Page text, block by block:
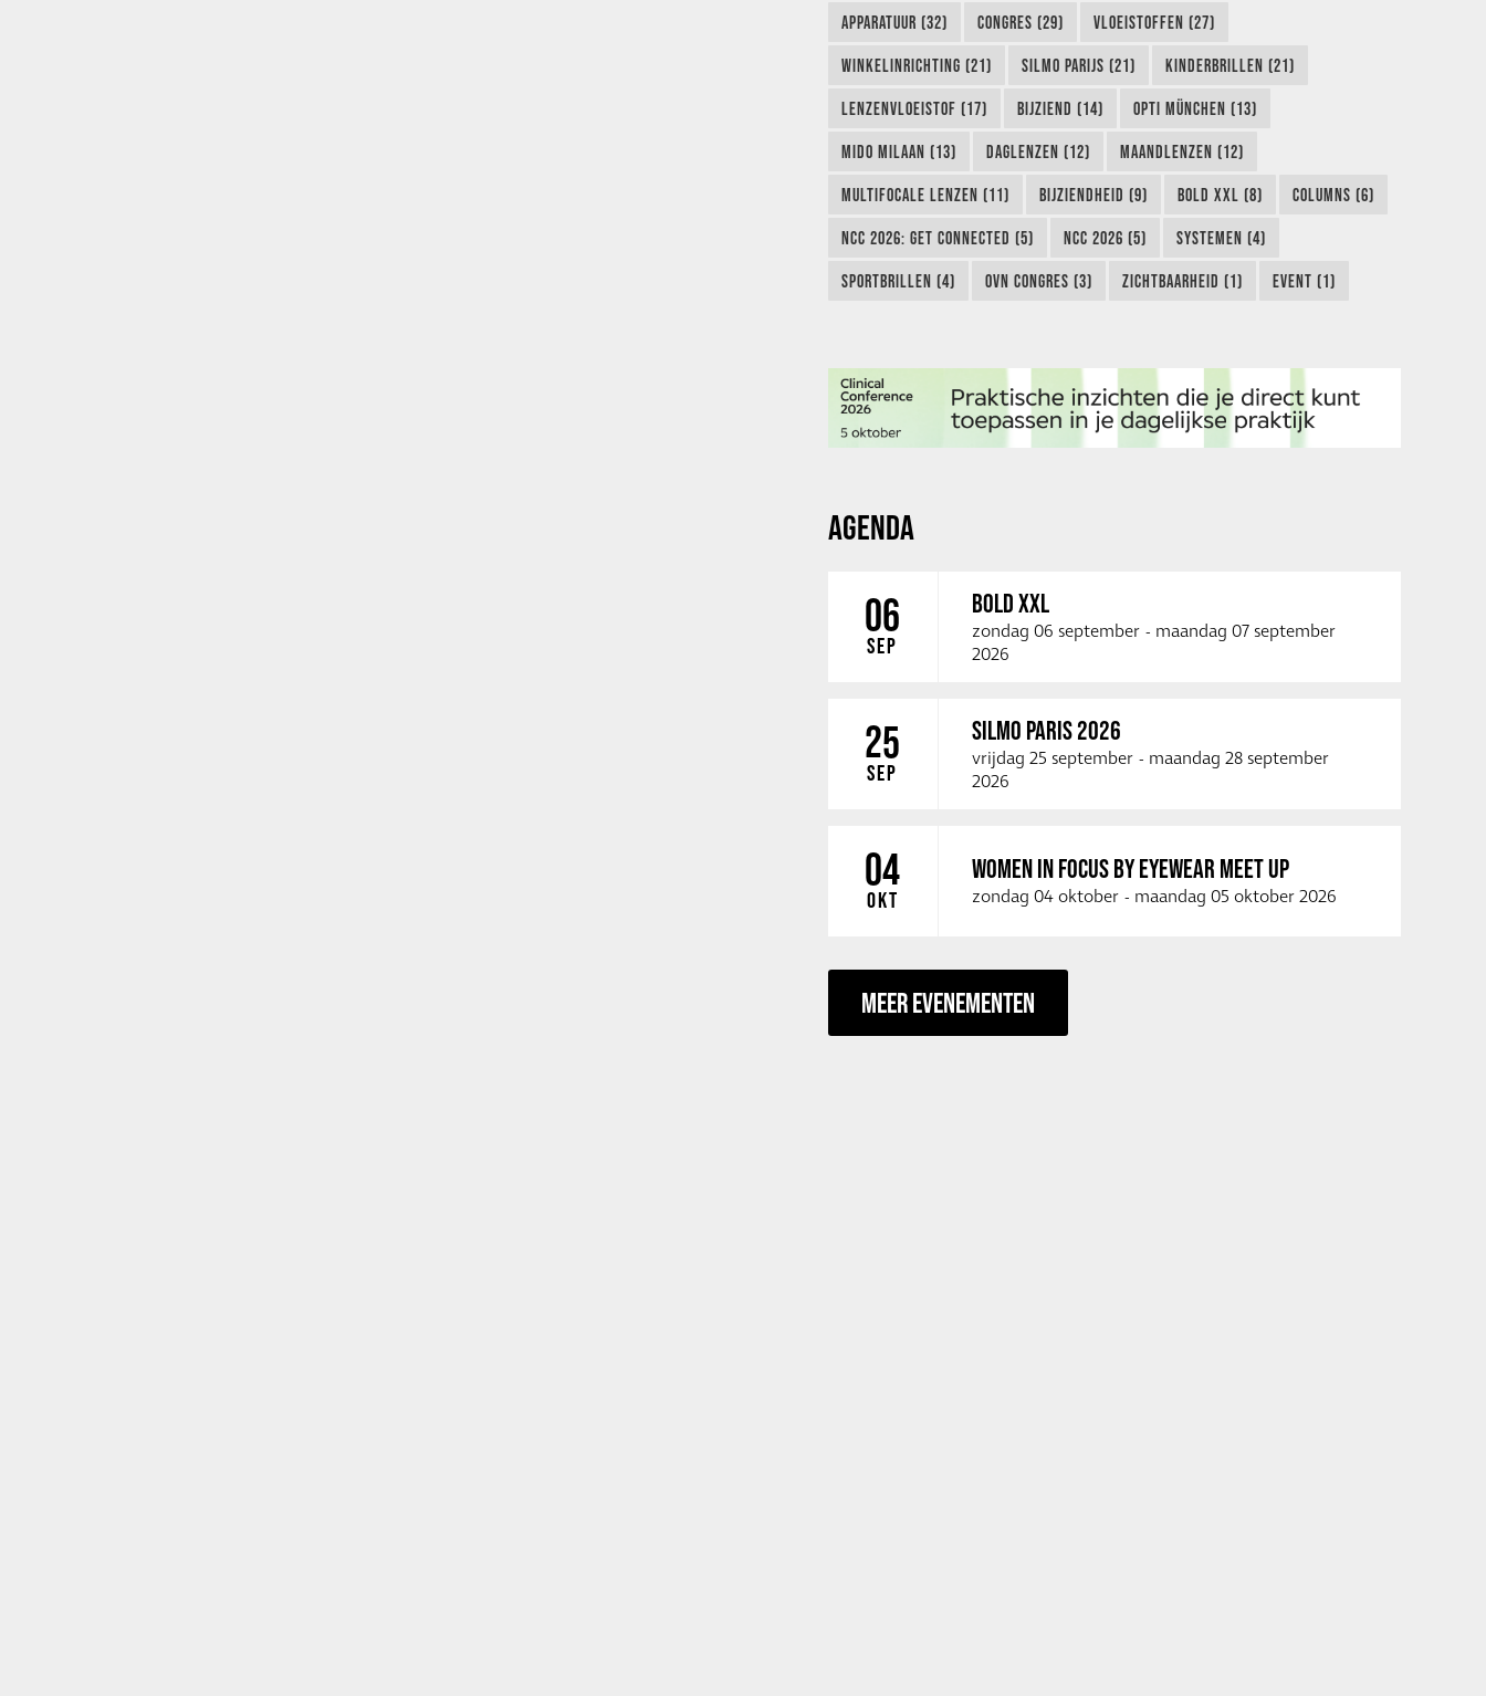
APPARATUUR (32) CONGRES (29) VLOEISTOFFEN (27)
WINKELINRICHTING (21) SILMO PARIJS (21) KINDERBRILLEN (21)
LENZENVLOEISTOF (17) BIJZIEND (14) OPTI MÜNCHEN (13)
MIDO MILAAN (13) DAGLENZEN (12) MAANDLENZEN (12)
MULTIFOCALE LENZEN (11) BIJZIENDHEID (9) BOLD XXL (8) COLUMNS (6)
NCC 2026: GET CONNECTED (5) NCC 2026 (5) SYSTEMEN (4)
SPORTBRILLEN (4) OVN CONGRES (3) ZICHTBAARHEID (1) EVENT (1)
AGENDA
06
SEP
BOLD XXL
zondag 06 september - maandag 07 september
2026
25
SEP
SILMO PARIS 2026
vrijdag 25 september - maandag 28 september
2026
04
OKT
WOMEN IN FOCUS BY EYEWEAR MEET UP
zondag 04 oktober - maandag 05 oktober 2026
MEER EVENEMENTEN